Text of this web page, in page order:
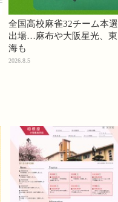
全国高校麻雀32チーム本選
出場…麻布や大阪星光、東
海も
2026.8.5